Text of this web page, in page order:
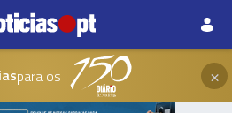
para os ×